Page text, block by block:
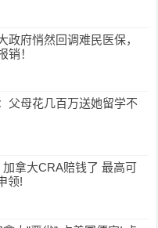
政府悄然回调难民医保，
销！
父母花几百万送她留学不
拿大CRA赔钱了 最高可
领!